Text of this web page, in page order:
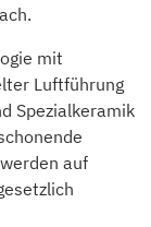
mit
Luftführung
Spezialkeramik
auf